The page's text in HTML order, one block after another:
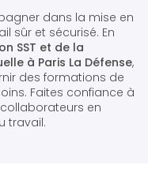
dans la mise en
sûr et sécurisé. En
SST et de la
à Paris La Défense,
des formations de
Faites confiance à
collaborateurs en
travail.